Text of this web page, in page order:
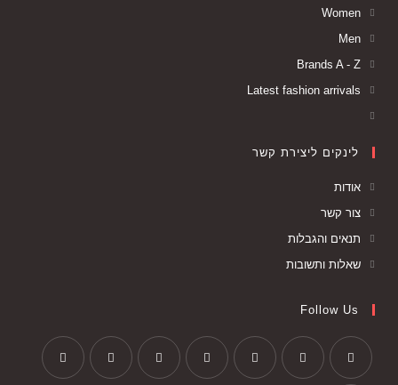
Women
Men
Brands A - Z
Latest fashion arrivals
לינקים ליצירת קשר
אודות
צור קשר
תנאים והגבלות
שאלות ותשובות
Follow Us